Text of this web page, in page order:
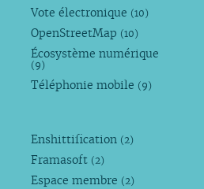
Vote électronique (10)
OpenStreetMap (10)
Écosystème numérique
(9)
Téléphonie mobile (9)
Enshittification (2)
Framasoft (2)
Espace membre (2)